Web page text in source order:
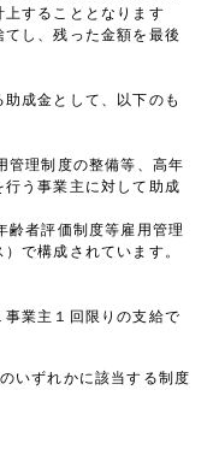
することとなります
てし、残った金額を最後
成金として、以下のも
管理制度の整備等、高年
う事業主に対して助成
齢者評価制度等雇用管理
で構成されています。
業主１回限りの支給で
いずれかに該当する制度